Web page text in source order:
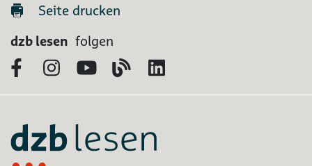
Seite drucken
dzb lesen folgen
FacebookInstagram
YouTubeBlog